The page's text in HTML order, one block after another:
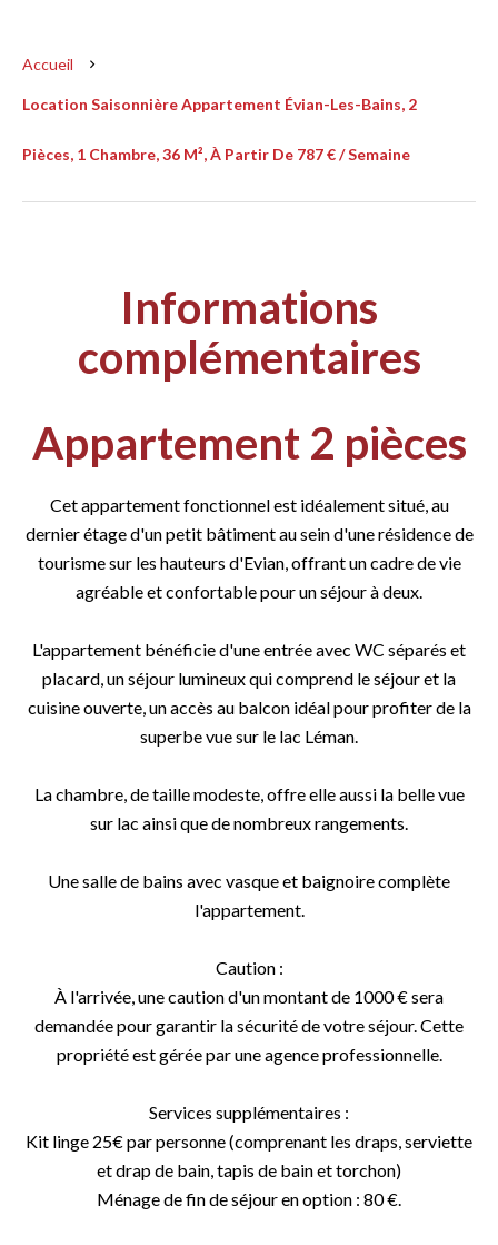
Accueil
Location Saisonnière Appartement Évian-Les-Bains, 2
Pièces, 1 Chambre, 36 M², À Partir De 787 € / Semaine
Informations
complémentaires
Appartement 2 pièces
Cet appartement fonctionnel est idéalement situé, au
dernier étage d'un petit bâtiment au sein d'une résidence de
tourisme sur les hauteurs d'Evian, offrant un cadre de vie
agréable et confortable pour un séjour à deux.
L'appartement bénéficie d'une entrée avec WC séparés et
placard, un séjour lumineux qui comprend le séjour et la
cuisine ouverte, un accès au balcon idéal pour profiter de la
superbe vue sur le lac Léman.
La chambre, de taille modeste, offre elle aussi la belle vue
sur lac ainsi que de nombreux rangements.
Une salle de bains avec vasque et baignoire complète
l'appartement.
Caution :
À l'arrivée, une caution d'un montant de 1000 € sera
demandée pour garantir la sécurité de votre séjour. Cette
propriété est gérée par une agence professionnelle.
Services supplémentaires :
Kit linge 25€ par personne (comprenant les draps, serviette
et drap de bain, tapis de bain et torchon)
Ménage de fin de séjour en option : 80 €.